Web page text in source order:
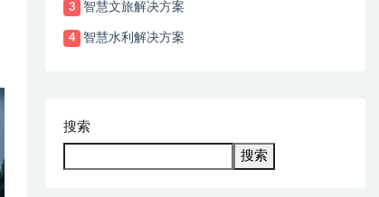
3 智慧文旅解决方案
4 智慧水利解决方案
搜索
搜索